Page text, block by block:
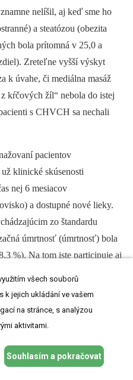
nelíšil, aj keď sme ho
a steatózou (obezita
bola prítomná v 25,0 a
Zreteľne vyšší výskyt
k úvahe, či mediálna masáž
kŕčových žíl“ nebola do istej
s CHVCH sa nechali
pacientov
klinické skúsenosti
nej 6 mesiacov
a dostupné nové lieky.
zo štandardu
úmrtnosť (úmrtnosť) bola
%). Na tom iste participuje aj
štúdie covid-19). To vedie
fyziologickým starnutím môže
významnejšie nelíšili
všech souborů
jejich ukládání ve vašem
na stránce, s analýzou
aktivitami.
Souhlasím a pokračovat